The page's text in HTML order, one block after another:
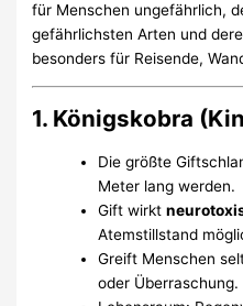
für Menschen ungefährlich,
gefährlichsten Arten und
besonders für Reisende,
1. Königskobra
Die größte
Meter lang werden.
Gift wirkt
Atemstillstand
Greift Menschen
oder Überraschung.